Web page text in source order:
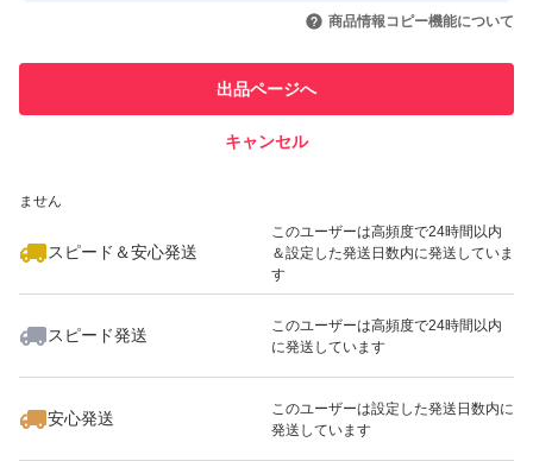
書類 ・DVD・文庫本・文具・洋服など物を入れて発送し
クロネコ・DM便・ネコポス ・ゆうパケット・クリックポ
スト・ポスパケット様々な発送に対応メール便袋です。
＊折り曲げ発送、畳みじわあり。
＊顔に近づくと匂いがありますが、刺激的な匂いではあり
引を完了させた実績があります
での取引実績があります
ません
スピード＆安心発送
このユーザーは高頻度で24時間以内
＆設定した発送日数内に発送していま
す
スピード発送
このユーザーは高頻度で24時間以内
に発送しています
安心発送
このユーザーは設定した発送日数内に
発送しています
商品情報コピー機能について
出品ページへ
キャンセル
いいね！
810